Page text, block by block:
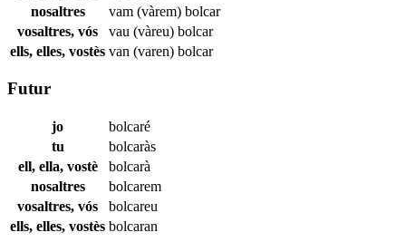
nosaltres
vam (vàrem) bolcar
vosaltres, vós
vau (vàreu) bolcar
ells, elles, vostès van (varen) bolcar
Futur
jo
bolcaré
tu
bolcaràs
ell, ella, vostè
bolcarà
nosaltres
bolcarem
vosaltres, vós
bolcareu
ells, elles, vostès bolcaran